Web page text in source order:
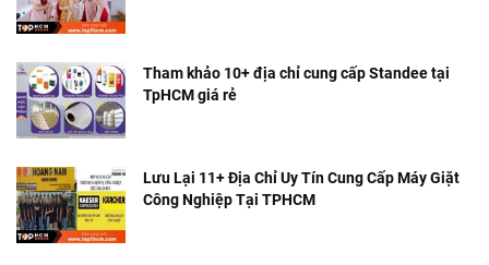
Tham khảo 10+ địa chỉ cung cấp Standee tại
TpHCM giá rẻ
Lưu Lại 11+ Địa Chỉ Uy Tín Cung Cấp Máy Giặt
Công Nghiệp Tại TPHCM